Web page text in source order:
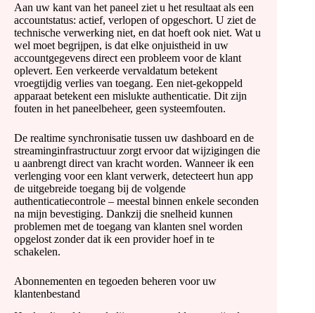
Aan uw kant van het paneel ziet u het resultaat als een
accountstatus: actief, verlopen of opgeschort. U ziet de
technische verwerking niet, en dat hoeft ook niet. Wat u
wel moet begrijpen, is dat elke onjuistheid in uw
accountgegevens direct een probleem voor de klant
oplevert. Een verkeerde vervaldatum betekent
vroegtijdig verlies van toegang. Een niet-gekoppeld
apparaat betekent een mislukte authenticatie. Dit zijn
fouten in het paneelbeheer, geen systeemfouten.
De realtime synchronisatie tussen uw dashboard en de
streaminginfrastructuur zorgt ervoor dat wijzigingen die
u aanbrengt direct van kracht worden. Wanneer ik een
verlenging voor een klant verwerk, detecteert hun app
de uitgebreide toegang bij de volgende
authenticatiecontrole – meestal binnen enkele seconden
na mijn bevestiging. Dankzij die snelheid kunnen
problemen met de toegang van klanten snel worden
opgelost zonder dat ik een provider hoef in te
schakelen.
Abonnementen en tegoeden beheren voor uw
klantenbestand